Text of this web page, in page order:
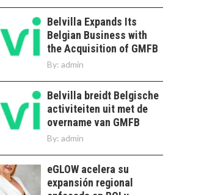
PARA STARTUPS Y
NUEVOS NEGOCIOS
Capital de riesgo en
Chile: motor de
innovación para
LA
TRANSFORMACIÓN
DE LOS RECURSOS
HUMANOS EN LAS
EMPRESAS
La transformación
estratégica de los
recursos humanos en
las empresas…
FINANCIAMIENTO
PARA PYMES EN
Belvilla Expands Its
Belgian Business with
the Acquisition of GMFB
By: admin
Belvilla breidt Belgische
activiteiten uit met de
overname van GMFB
By: admin
eGLOW acelera su
expansión regional